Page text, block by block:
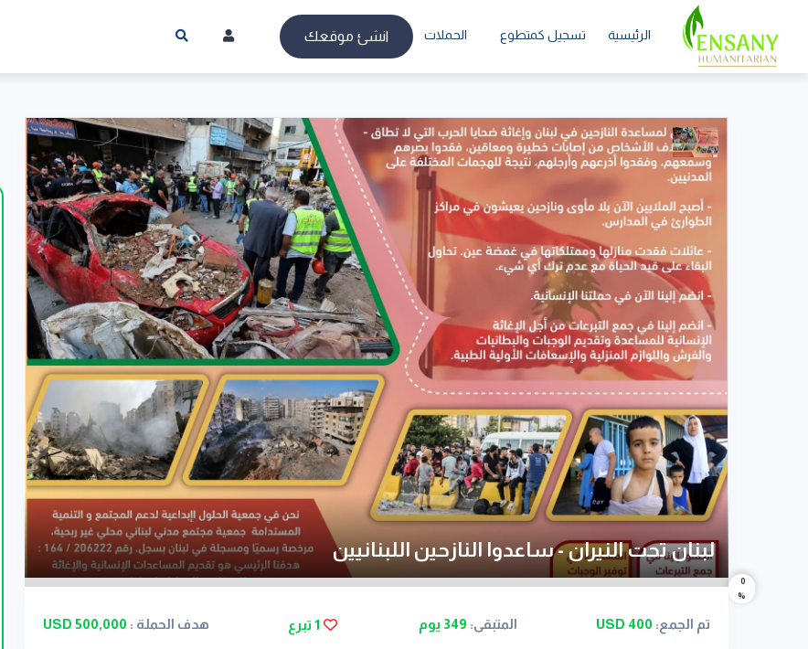
الرئيسية تسجيل كمتطوع الحملات انشئ موقعك
لبنان تحت النيران - ساعدوا النازحين اللبنانيين
0
%
تم الجمع: 400 المتبقى: 349 يوم 1 تبرع هدف الحملة : 500,000 USD